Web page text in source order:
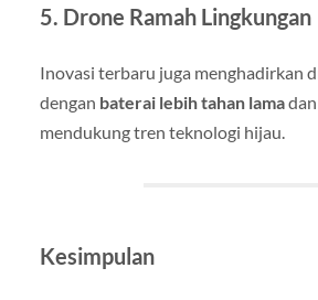
5. Drone Ramah Lingkungan
Inovasi terbaru juga menghadirkan
dengan baterai lebih tahan lamadan
mendukung tren teknologi hijau.
Kesimpulan